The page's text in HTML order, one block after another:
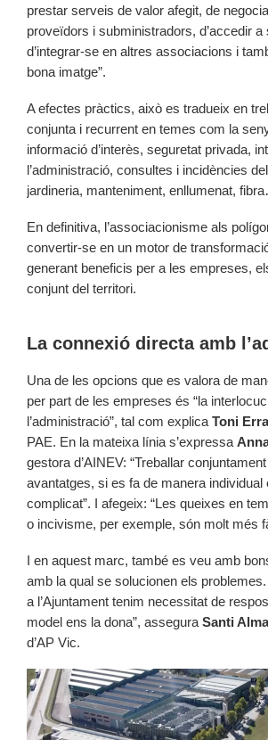
prestar serveis de valor afegit, de
proveïdors i subministradors, d’accedir a
d’integrar-se en altres associacions i
bona imatge”.
A efectes pràctics, això es tradueix en
conjunta i recurrent en temes com la
informació d’interès, seguretat privada,
l’administració, consultes i incidències
jardineria, manteniment, enllumenat,
En definitiva, l’associacionisme als
convertir-se en un motor de
generant beneficis per a les empreses,
conjunt del territori.
La connexió directa amb
Una de les opcions que es valora de
per part de les empreses és “la
l’administració”, tal com explica Toni Erra
PAE. En la mateixa línia s’expressa
gestora d’AINEV: “Treballar
avantatges, si es fa de manera individual
complicat”. I afegeix: “Les queixes en
o incivisme, per exemple, són molt més
I en aquest marc, també es veu amb
amb la qual se solucionen els
a l’Ajuntament tenim necessitat de
model ens la dona”, assegura Santi
d’AP Vic.